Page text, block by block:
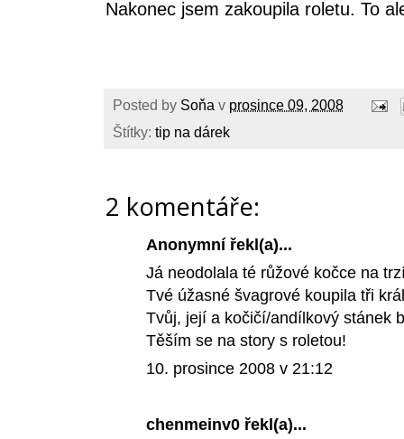
Nakonec jsem zakoupila roletu. To
Posted by Soňa v prosince 09, 2008
Štítky: tip na dárek
2 komentáře:
Anonymní řekl(a)...
Já neodolala té růžové kočce na
Tvé úžasné švagrové koupila tři
Tvůj, její a kočičí/andílkový stánek
Těším se na story s roletou!
10. prosince 2008 v 21:12
chenmeinv0 řekl(a)...